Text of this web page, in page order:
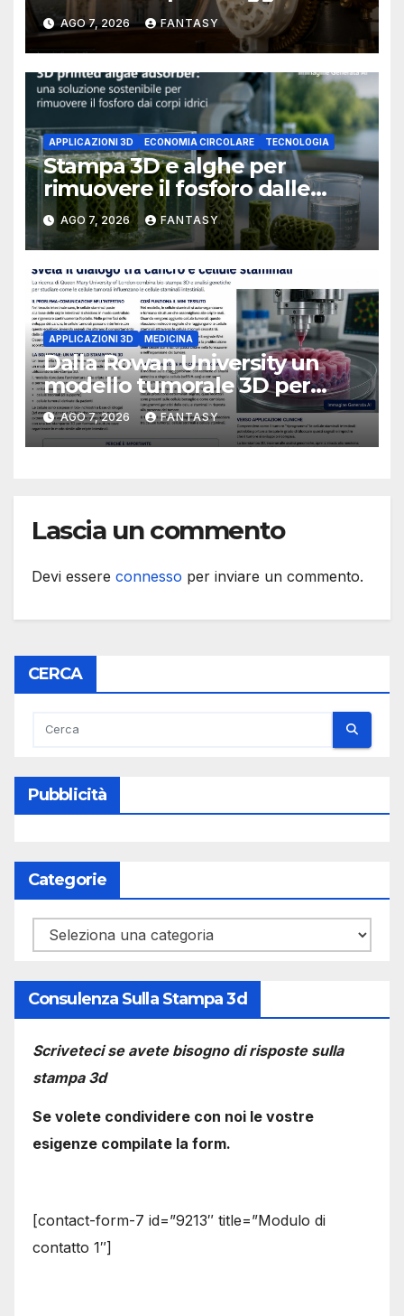
un osservatorio del 1930 della
University of Arkansas at
Little Rock
AGO 7, 2026 FANTASY
APPLICAZIONI 3D ECONOMIA CIRCOLARE TECNOLOGIA
Stampa 3D e alghe per
rimuovere il fosforo dalle
acque il progetto della
Florida Atlantic University
AGO 7, 2026 FANTASY
APPLICAZIONI 3D MEDICINA
Dalla Rowan University un
modello tumorale 3D per
studiare il dialogo tra cancro
e cellule staminali
AGO 7, 2026 FANTASY
Lascia un commento
Devi essere connesso per inviare un commento.
CERCA
Pubblicità
Categorie
Categorie
Consulenza Sulla Stampa 3d
Scriveteci se avete bisogno di risposte sulla
stampa 3d
Se volete condividere con noi le vostre
esigenze compilate la form.
[contact-form-7 id=”9213″ title=”Modulo di
contatto 1″]